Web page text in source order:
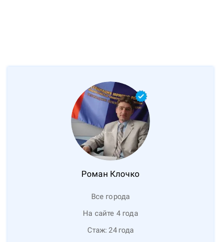
Роман Клочко
Все города
На сайте 4 года
Стаж: 24 года